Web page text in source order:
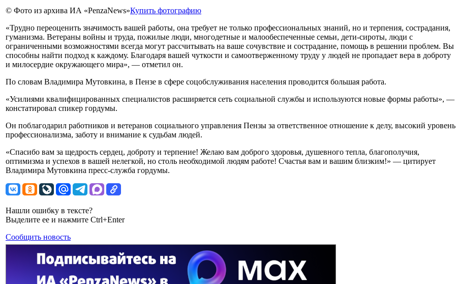
© Фото из архива ИА «PenzaNews»Купить фотографию
«Трудно переоценить значимость вашей работы, она требует не только профессиональных знаний, но и терпения, сострадания,
гуманизма. Ветераны войны и труда, пожилые люди, многодетные и малообеспеченные семьи, дети-сироты, люди с
ограниченными возможностями всегда могут рассчитывать на ваше сочувствие и сострадание, помощь в решении проблем. Вы
способны найти подход к каждому. Благодаря вашей чуткости и самоотверженному труду у людей не пропадает вера в доброту
и милосердие окружающего мира», — отметил он.
По словам Владимира Мутовкина, в Пензе в сфере соцобслуживания населения проводится большая работа.
«Усилиями квалифицированных специалистов расширяется сеть социальной службы и используются новые формы работы», —
констатировал спикер гордумы.
Он поблагодарил работников и ветеранов социального управления Пензы за ответственное отношение к делу, высокий уровень
профессионализма, заботу и внимание к судьбам людей.
«Спасибо вам за щедрость сердец, доброту и терпение! Желаю вам доброго здоровья, душевного тепла, благополучия,
оптимизма и успехов в вашей нелегкой, но столь необходимой людям работе! Счастья вам и вашим близким!» — цитирует
Владимира Мутовкина пресс-служба гордумы.
Нашли ошибку в тексте?
Выделите ее и нажмите Ctrl+Enter
Сообщить новость